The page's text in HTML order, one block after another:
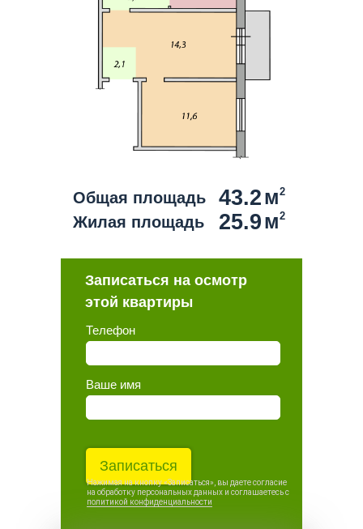
Общая площадь м2
Жилая площадь
43.2
25.9м2
Телефон
Ваше имя
Записаться
Нажимая на кнопку «Записаться», вы даете согласие
на обработку персональных данных и соглашаетесь c
политикой конфиденциальности
Записаться на осмотр
этой квартиры